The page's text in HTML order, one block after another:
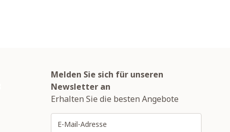
Melden Sie sich für unseren
Newsletter an
Erhalten Sie die besten Angebote
E-Mailadresse